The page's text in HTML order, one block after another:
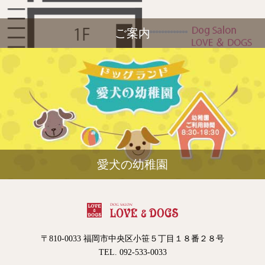
ご案内
愛犬の幼稚園
〒810-0033 福岡市中央区小笹５丁目１８番２８号
TEL. 092-533-0033